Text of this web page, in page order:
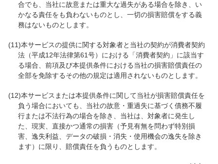
合でも、当社に故意または重大な過失がある場合を除き、い
かなる責任をも負わないものとし、一切の損害賠償をする義
務はないものとします。
(11)本サービスの提供に関する対象者と当社の契約が消費者契約
法（平成12年法律第61号）における「消費者契約」に該当す
る場合、前項及び本提供条件における当社の損害賠償責任の
全部を免除するその他の規定は適用されないものとします。
(12)本サービスまたは本提供条件に関して当社が損害賠償責任を
負う場合においても、当社の故意・重過失に基づく債務不履
行または不法行為の場合を除き、当社は、対象者に発生し
た、現実、直接かつ通常の損害（予見有無を問わず特別損
害、逸失利益、データの破損・消失・使用機会の逸失を除き
ます）に限り、賠償責任を負うものとします。